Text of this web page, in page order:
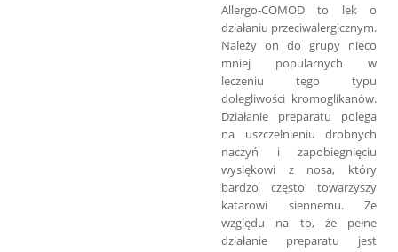
Allergo-COMOD to lek o
działaniu przeciwalergicznym.
Należy on do grupy nieco
mniej popularnych w
leczeniu tego typu
dolegliwości kromoglikanów.
Działanie preparatu polega
na uszczelnieniu drobnych
naczyń i zapobiegnięciu
wysiękowi z nosa, który
bardzo często towarzyszy
katarowi siennemu. Ze
względu na to, że pełne
działanie preparatu jest